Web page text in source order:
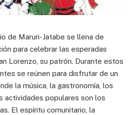
de Maruri-Jatabe se llena de
para celebrar las esperadas
Lorenzo, su patrón. Durante estos
se reúnen para disfrutar de un
la música, la gastronomía, los
actividades populares son los
El espíritu comunitario, la